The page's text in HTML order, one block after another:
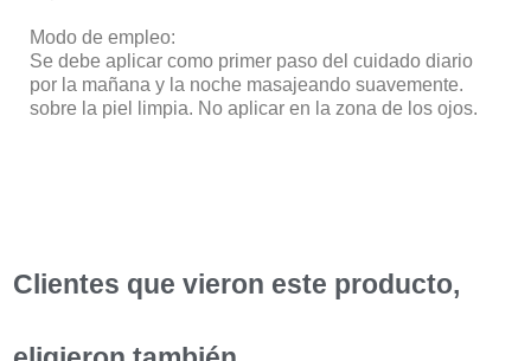
Modo de empleo:
Se debe aplicar como primer paso del cuidado diario
por la mañana y la noche masajeando suavemente.
sobre la piel limpia. No aplicar en la zona de los ojos.
Clientes que vieron este producto,